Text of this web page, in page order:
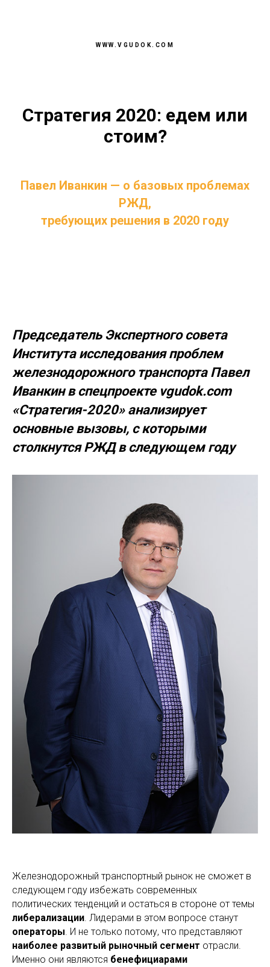
WWW.VGUDOK.COM
Стратегия 2020: едем или
стоим?
Павел Иванкин — о базовых проблемах
РЖД,
требующих решения в 2020 году
Председатель Экспертного совета
Института исследования проблем
железнодорожного транспорта Павел
Иванкин в спецпроекте vgudok.com
«Стратегия-2020» анализирует
основные вызовы, с которыми
столкнутся РЖД в следующем году
Железнодорожный транспортный рынок не сможет в
следующем году избежать современных
политических тенденций и остаться в стороне от темы
либерализации. Лидерами в этом вопросе станут
операторы. И не только потому, что представляют
наиболее развитый рыночный сегмент отрасли.
Именно они являются бенефициарами